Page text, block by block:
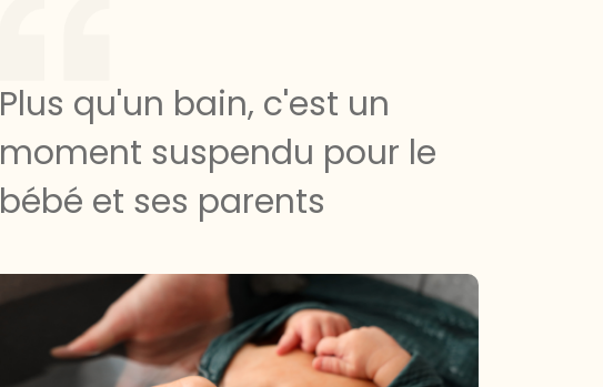
Plus qu'un bain, c'est un
moment suspendu pour le
bébé et ses parents